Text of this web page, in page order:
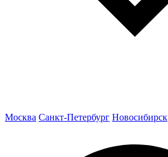
Москва Санкт-Петербург Новосибирск